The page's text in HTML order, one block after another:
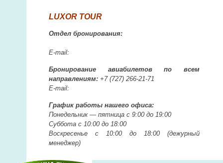
LUXOR TOUR
Отдел бронирования:
E-mail:
Бронирование авиабилетов по всем
направлениям: +7 (727) 266-21-71
E-mail:
График работы нашего офиса:
Понедельник — пятница с 9:00 до 19:00
Суббота с 10:00 до 18:00
Воскресенье с 10:00 до 18:00 (дежурный
менеджер)